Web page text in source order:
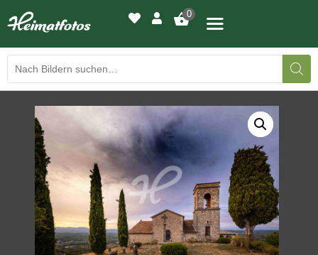
0
BILDERGALERIE
DRUCKQUALITÄTEN
LED-LEUCHTBILDER
WIR DRUCKEN IHR BILD
AUSSTELLUNGEN